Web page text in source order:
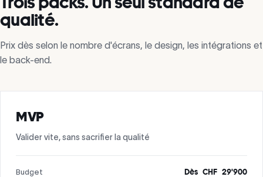
qualité.
Prix dès selon le nombre d'écrans, le design, les intégrations et
le back-end.
MVP
Valider vite, sans sacrifier la qualité
Budget
Dès CHF 29'900